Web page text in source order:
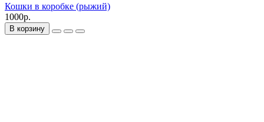
Кошки в коробке (рыжий)
1000р.
В корзину